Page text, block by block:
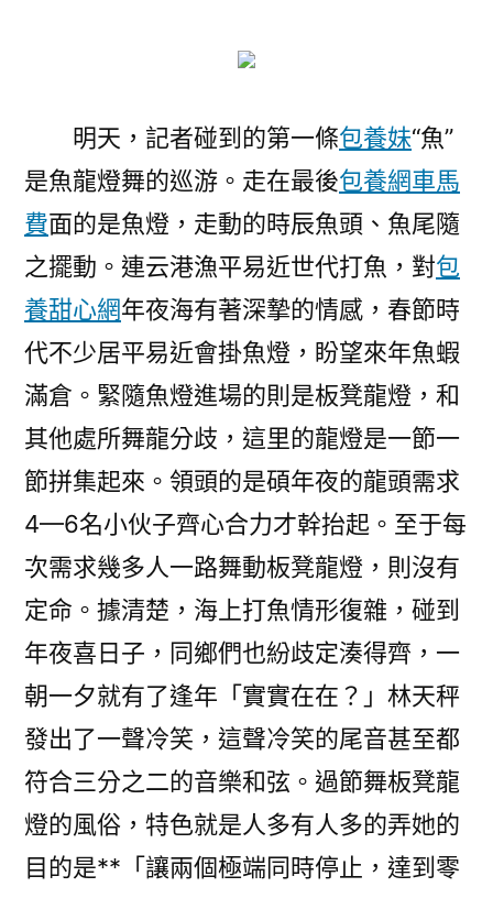
明天，記者碰到的第一條包養妹“魚”
是魚龍燈舞的巡游。走在最後包養網車馬
費面的是魚燈，走動的時辰魚頭、魚尾隨
之擺動。連云港漁平易近世代打魚，對包
養甜心網年夜海有著深摯的情感，春節時
代不少居平易近會掛魚燈，盼望來年魚蝦
滿倉。緊隨魚燈進場的則是板凳龍燈，和
其他處所舞龍分歧，這里的龍燈是一節一
節拼集起來。領頭的是碩年夜的龍頭需求
4—6名小伙子齊心合力才幹抬起。至于每
次需求幾多人一路舞動板凳龍燈，則沒有
定命。據清楚，海上打魚情形復雜，碰到
年夜喜日子，同鄉們也紛歧定湊得齊，一
朝一夕就有了逢年「實實在在？」林天秤
發出了一聲冷笑，這聲冷笑的尾音甚至都
符合三分之二的音樂和弦。過節舞板凳龍
燈的風俗，特色就是人多有人多的弄她的
目的是**「讓兩個極端同時停止，達到零